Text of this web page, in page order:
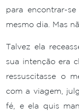
para encontrar-
mesmo dia. Mas
Talvez ela
sua intenção era
ressuscitasse o
com a viagem,
fé, e ela quis